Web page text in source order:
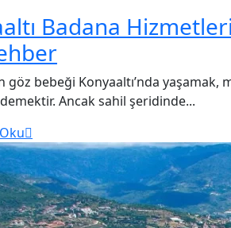
Badana
göz bebeği Konyaaltı’nda
Ancak sahil şeridinde...